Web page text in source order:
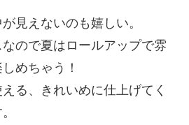
見えないのも嬉しい。
ので夏はロールアップで雰
めちゃう！
る、きれいめに仕上げてく